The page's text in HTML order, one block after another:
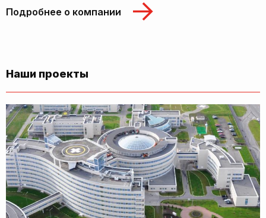
Подробнее о компании
Наши проекты